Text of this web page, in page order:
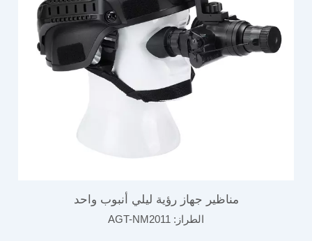
مناظير جهاز رؤية ليلي أنبوب واحد
الطراز: AGT-NM2011